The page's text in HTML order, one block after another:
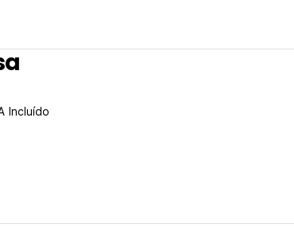
das 14h30.
malas em nosso depósito de bagagens a partir
o fechamento da recepção, às 21h. Iremos
Por favor, use o gratuito, por exemplo.
pertences, recolha todos os alimentos da
Incluído